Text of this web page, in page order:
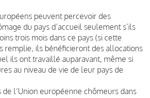
peuvent percevoir des
du pays d’accueil seulement s’ils
trois mois dans ce pays (si cette
remplie, ils bénéficieront des allocations
ils ont travaillé auparavant, même si
au niveau de vie de leur pays de
de l’Union européenne chômeurs dans